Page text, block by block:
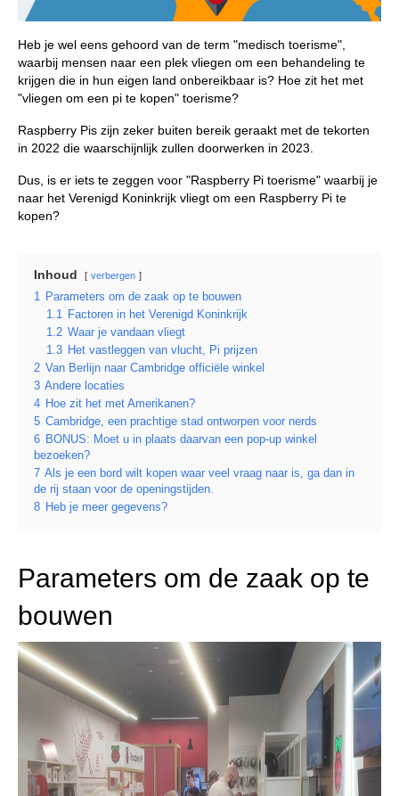
Heb je wel eens gehoord van de term "medisch toerisme",
waarbij mensen naar een plek vliegen om een behandeling te
krijgen die in hun eigen land onbereikbaar is? Hoe zit het met
"vliegen om een pi te kopen" toerisme?
Raspberry Pis zijn zeker buiten bereik geraakt met de tekorten
in 2022 die waarschijnlijk zullen doorwerken in 2023.
Dus, is er iets te zeggen voor "Raspberry Pi toerisme" waarbij je
naar het Verenigd Koninkrijk vliegt om een Raspberry Pi te
kopen?
Inhoud verbergen
1 Parameters om de zaak op te bouwen
1.1 Factoren in het Verenigd Koninkrijk
1.2 Waar je vandaan vliegt
1.3 Het vastleggen van vlucht, Pi prijzen
2 Van Berlijn naar Cambridge officiële winkel
3 Andere locaties
4 Hoe zit het met Amerikanen?
5 Cambridge, een prachtige stad ontworpen voor nerds
6 BONUS: Moet u in plaats daarvan een pop-up winkel
bezoeken?
7 Als je een bord wilt kopen waar veel vraag naar is, ga dan in
de rij staan voor de openingstijden.
8 Heb je meer gegevens?
Parameters om de zaak op te
bouwen